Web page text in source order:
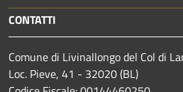
CONTATTI
Comune di Livinallongo del Col di
Loc. Pieve, 41 - 32020 (BL)